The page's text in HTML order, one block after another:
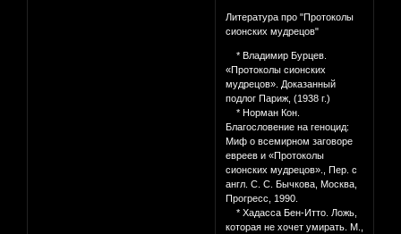
Литература про "Протоколы
сионских мудрецов"
* Владимир Бурцев.
«Протоколы сионских
мудрецов». Доказанный
подлог Париж, (1938 г.)
* Норман Кон.
Благословение на геноцид:
Миф о всемирном заговоре
евреев и «Протоколы
сионских мудрецов»., Пер. с
англ. С. С. Бычкова, Москва,
Прогресс, 1990.
* Хадасса Бен-Итто. Ложь,
которая не хочет умирать. М.,